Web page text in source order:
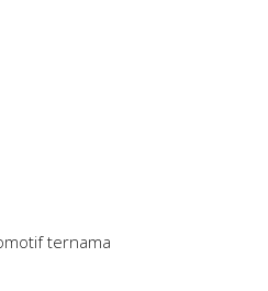
ternama